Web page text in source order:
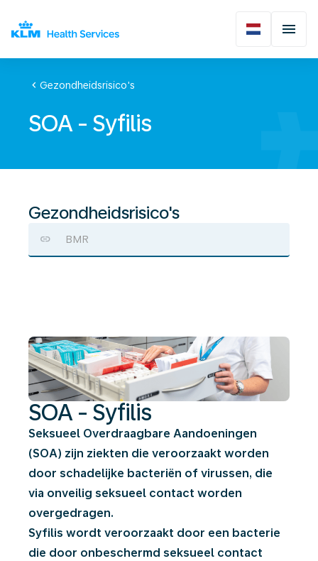
chevron_left Gezondheidsrisico's
SOA - Syfilis
Gezondheidsrisico's
BMR
SOA
SOA - Syfilis
Seksueel Overdraagbare Aandoeningen
(SOA) zijn ziekten die veroorzaakt worden
door schadelijke bacteriën of virussen, die
via onveilig seksueel contact worden
overgedragen.
Syfilis wordt veroorzaakt door een bacterie
die door onbeschermd seksueel contact